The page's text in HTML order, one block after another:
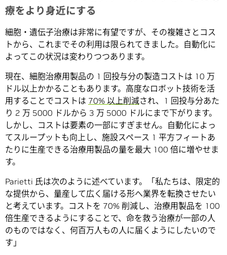
療をより身近にする
細胞・遺伝子治療は非常に有望ですが、その複雑さとコス
トから、これまでその利用は限られてきました。自動化に
よってこの状況は変わりつつあります。
現在、細胞治療用製品の 1 回投与分の製造コストは 10 万
ドル以上かかることもあります。高度なロボット技術を活
用することでコストは 70% 以上削減され、1 回投与分あた
り 2 万 5000 ドルから 3 万 5000 ドルにまで下がります。
しかし、コストは要素の一部にすぎません。自動化によっ
てスループットも向上し、施設スペース 1 平方フィートあ
たりに生産できる治療用製品の量を最大 100 倍に増やせま
す。
Parietti 氏は次のように述べています。「私たちは、限定的
な提供から、量産して広く届ける形へ業界を転換させたい
と考えています。コストを 70% 削減し、治療用製品を 100
倍生産できるようにすることで、命を救う治療が一部の人
のものではなく、何百万人もの人に届くようにしたいので
す」